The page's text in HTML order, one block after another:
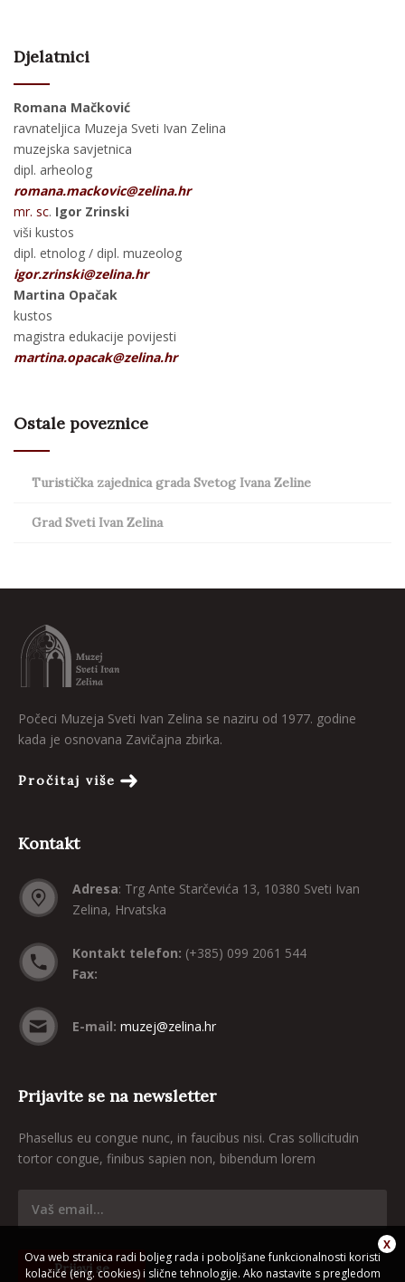
Djelatnici
Romana Mačković
ravnateljica Muzeja Sveti Ivan Zelina
muzejska savjetnica
dipl. arheolog
romana.mackovic@zelina.hr
mr. sc. Igor Zrinski
viši kustos
dipl. etnolog / dipl. muzeolog
igor.zrinski@zelina.hr
Martina Opačak
kustos
magistra edukacije povijesti
martina.opacak@zelina.hr
Ostale poveznice
Turistička zajednica grada Svetog Ivana Zeline
Grad Sveti Ivan Zelina
Počeci Muzeja Sveti Ivan Zelina se naziru od 1977. godine
kada je osnovana Zavičajna zbirka.
Pročitaj više
Kontakt
Adresa: Trg Ante Starčevića 13, 10380 Sveti Ivan
Zelina, Hrvatska
Kontakt telefon: (+385) 099 2061 544
Fax:
E-mail: muzej@zelina.hr
Prijavite se na newsletter
Phasellus eu congue nunc, in faucibus nisi. Cras sollicitudin
tortor congue, finibus sapien non, bibendum lorem
Ova web stranica radi boljeg rada i poboljšane funkcionalnosti koristi
kolačiće (eng. cookies) i slične tehnologije. Ako nastavite s pregledom